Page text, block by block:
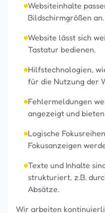
Websiteinhalte
Bildschirmgrößen an.
Website lässt sich
Tastatur bedienen.
Hilfstechnologien,
für die Nutzung der
Fehlermeldungen
angezeigt und
Logische
Fokusanzeigen
Texte und Inhalte
strukturiert, z.B.
Absätze.
Wir arbeiten